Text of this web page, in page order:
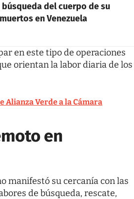
del cuerpo de su
en Venezuela
en este tipo de operaciones
orientan la labor diaria de los
Alianza Verde a la Cámara
en
manifestó su cercanía con las
de búsqueda, rescate,